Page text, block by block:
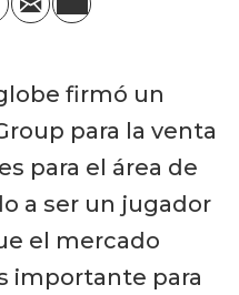
firmó un
para la venta
para el área de
a ser un jugador
el mercado
importante para